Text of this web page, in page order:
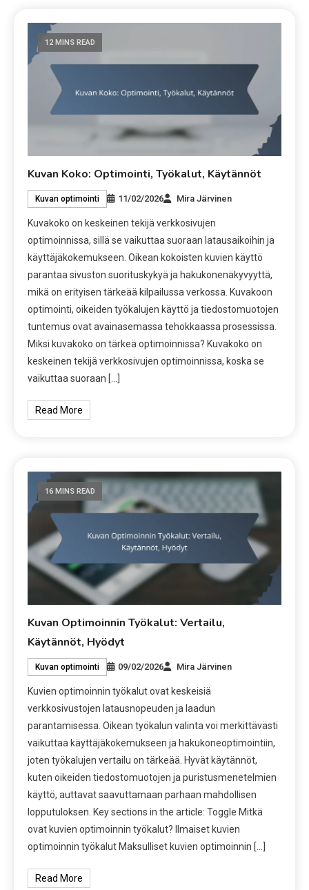
12 MINS READ
Kuvan Koko: Optimointi, Työkalut, Käytännöt
Kuvan optimointi 11/02/2026 Mira Järvinen
Kuvakoko on keskeinen tekijä verkkosivujen
optimoinnissa, sillä se vaikuttaa suoraan latausaikoihin ja
käyttäjäkokemukseen. Oikean kokoisten kuvien käyttö
parantaa sivuston suorituskykyä ja hakukonenäkyvyyttä,
mikä on erityisen tärkeää kilpailussa verkossa. Kuvakoon
optimointi, oikeiden työkalujen käyttö ja tiedostomuotojen
tuntemus ovat avainasemassa tehokkaassa prosessissa.
Miksi kuvakoko on tärkeä optimoinnissa? Kuvakoko on
keskeinen tekijä verkkosivujen optimoinnissa, koska se
vaikuttaa suoraan […]
Read More
16 MINS READ
Kuvan Optimoinnin Työkalut: Vertailu,
Käytännöt, Hyödyt
Kuvan optimointi 09/02/2026 Mira Järvinen
Kuvien optimoinnin työkalut ovat keskeisiä
verkkosivustojen latausnopeuden ja laadun
parantamisessa. Oikean työkalun valinta voi merkittävästi
vaikuttaa käyttäjäkokemukseen ja hakukoneoptimointiin,
joten työkalujen vertailu on tärkeää. Hyvät käytännöt,
kuten oikeiden tiedostomuotojen ja puristusmenetelmien
käyttö, auttavat saavuttamaan parhaan mahdollisen
lopputuloksen. Key sections in the article: Toggle Mitkä
ovat kuvien optimoinnin työkalut? Ilmaiset kuvien
optimoinnin työkalut Maksulliset kuvien optimoinnin […]
Read More